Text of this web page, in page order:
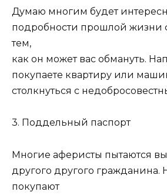
Думаю многим будет
подробности прошлой жизни
тем,
как он может вас обмануть.
покупаете квартиру или
столкнуться с
3. Поддельный паспорт
Многие аферисты пытаются
другого другого гражданина.
покупают